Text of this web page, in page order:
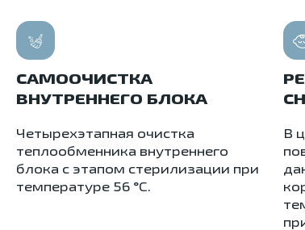
САМООЧИСТКА
ВНУТРЕННЕГО БЛОКА
Четырехэтапная очистка
теплообменника внутреннего
блока с этапом стерилизации при
температуре 56 °С.
В